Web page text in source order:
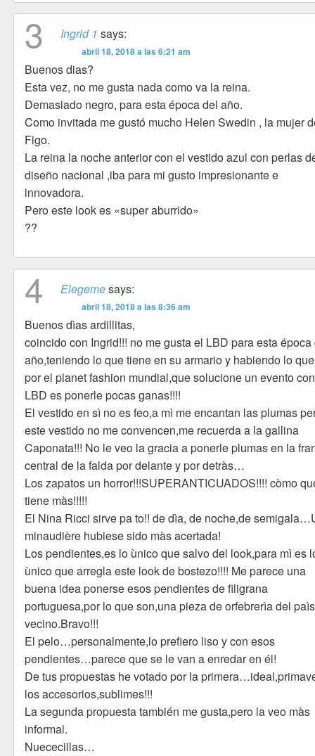
3 Ingrid 1 says:
abril 18, 2018 a las 6:21 am
Buenos dias?
Esta vez, no me gusta nada como va la reina.
Demasiado negro, para esta época del año.
Como invitada me gustó mucho Helen Swedin , la mujer
Figo.
La reina la noche anterior con el vestido azul con perlas
diseño nacional ,iba para mi gusto impresionante e
innovadora.
Pero este look es «super aburrido»
??
4 Elegemesays:
abril 18, 2018 a las 8:36 am
Buenos dìas ardillitas,
coincido con Ingrid!!! no me gusta el LBD para esta época
año,teniendo lo que tiene en su armario y habiendo lo
por el planet fashion mundial,que solucione un evento
LBD es ponerle pocas ganas!!!!
El vestido en sì no es feo,a mì me encantan las plumas
este vestido no me convencen,me recuerda a la gallina
Caponata!!! No le veo la gracia a ponerle plumas en la
central de la falda por delante y por detràs…
Los zapatos un horror!!!SUPERANTICUADOS!!!! còmo
tiene màs!!!!!
El Nina Ricci sirve pa to!! de dìa, de noche,de
minaudière hubiese sido màs acertada!
Los pendientes,es lo ùnico que salvo del look,para mì es
ùnico que arregla este look de bostezo!!!! Me parece una
buena idea ponerse esos pendientes de filigrana
portuguesa,por lo que son,una pieza de orfebrerìa del paìs
vecino.Bravo!!!
El pelo…personalmente,lo prefiero liso y con esos
pendientes…parece que se le van a enredar en él!
De tus propuestas he votado por la
los accesorios,sublimes!!!
La segunda propuesta también me gusta,pero la veo màs
informal.
Nuececillas…